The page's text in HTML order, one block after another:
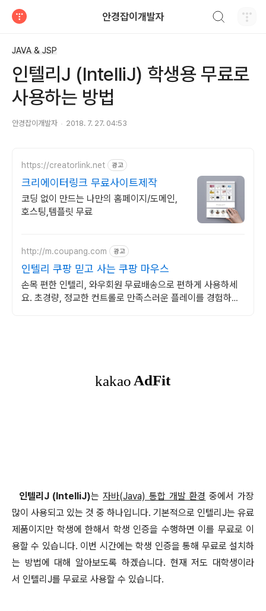
안경잡이개발자
JAVA & JSP
인텔리J (IntelliJ) 학생용 무료로
사용하는 방법
안경잡이개발자 2018. 7. 27. 04:53
https://creatorlink.net 광고
크리에이터링크 무료사이트제작
코딩 없이 만드는 나만의 홈페이지/도메인,
호스팅,템플릿 무료
http://m.coupang.com 광고
인텔리 쿠팡 믿고 사는 쿠팡 마우스
손목 편한 인텔리, 와우회원 무료배송으로 편하게 사용하세
요. 초경량, 정교한 컨트롤로 만족스러운 플레이를 경험하세
인텔리J (IntelliJ)는자바(Java) 통합 개발 환경 중에서 가장
많이 사용되고 있는 것 중 하나입니다. 기본적으로 인텔리J는 유료
제품이지만 학생에 한해서 학생 인증을 수행하면 이를 무료로 이
용할 수 있습니다. 이번 시간에는 학생 인증을 통해 무료로 설치하
는 방법에 대해 알아보도록 하겠습니다. 현재 저도 대학생이라
서 인텔리J를 무료로 사용할 수 있습니다.